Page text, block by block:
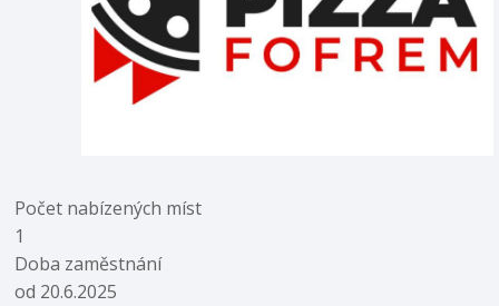
Počet nabízených míst
1
Doba zaměstnání
od 20.6.2025